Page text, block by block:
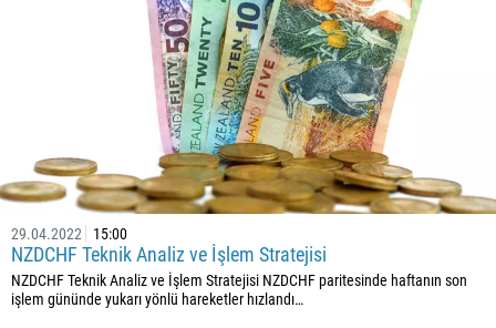
29.04.2022 15:00
NZDCHF Teknik Analiz ve İşlem Stratejisi
NZDCHF Teknik Analiz ve İşlem Stratejisi NZDCHF paritesinde haftanın son
işlem gününde yukarı yönlü hareketler hızlandı…
61
43
994
1242
973
BENI GERI ARA